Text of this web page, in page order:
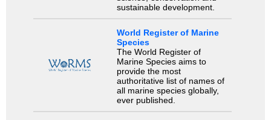
sustainable development.
World Register of Marine
Species
The World Register of
Marine Species aims to
provide the most
authoritative list of names of
all marine species globally,
ever published.